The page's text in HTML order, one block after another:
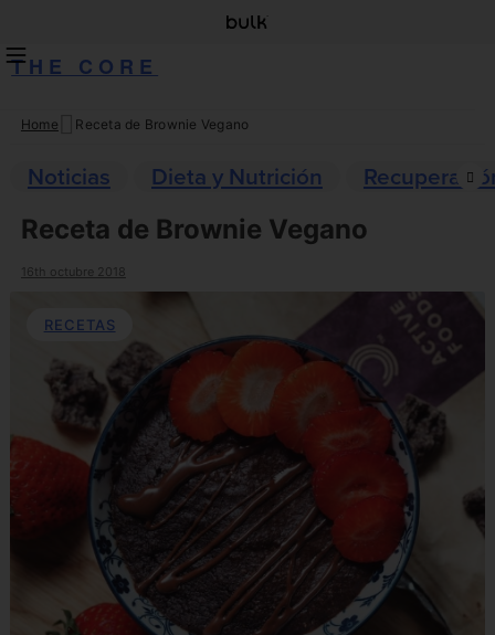
THE CORE
Skip
content
Home Receta de Brownie Vegano
Noticias Dieta y Nutrición
Receta de Brownie Vegano
16th octubre 2018
RECETAS